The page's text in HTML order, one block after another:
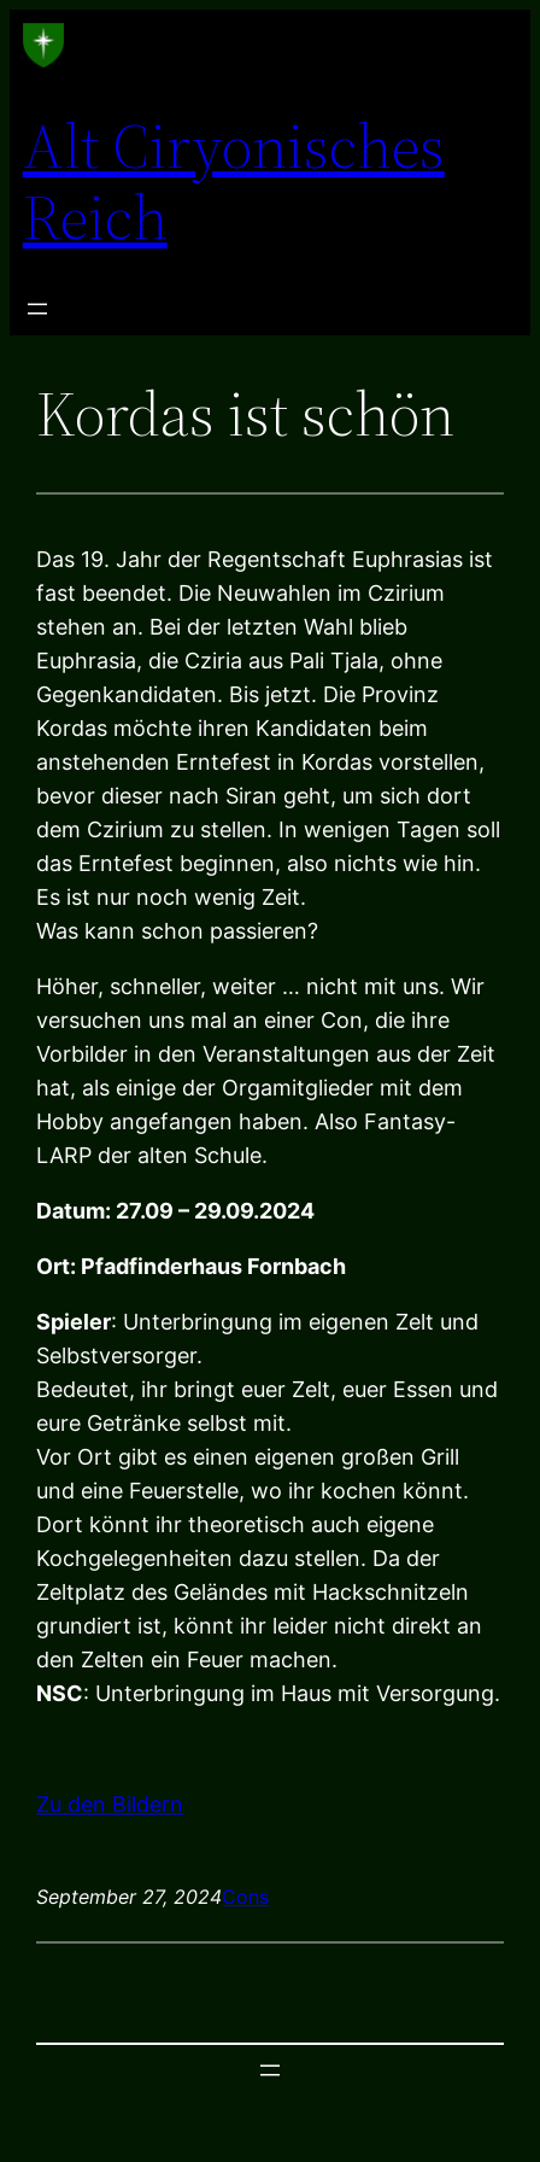
Zum
Inhalt
Alt Ciryonisches
Reich
Kordas ist schön
Das 19. Jahr der Regentschaft Euphrasias ist
fast beendet. Die Neuwahlen im Czirium
stehen an. Bei der letzten Wahl blieb
Euphrasia, die Cziria aus Pali Tjala, ohne
Gegenkandidaten. Bis jetzt. Die Provinz
Kordas möchte ihren Kandidaten beim
anstehenden Erntefest in Kordas vorstellen,
bevor dieser nach Siran geht, um sich dort
dem Czirium zu stellen. In wenigen Tagen soll
das Erntefest beginnen, also nichts wie hin.
Es ist nur noch wenig Zeit.
Was kann schon passieren?
Höher, schneller, weiter … nicht mit uns. Wir
versuchen uns mal an einer Con, die ihre
Vorbilder in den Veranstaltungen aus der Zeit
hat, als einige der Orgamitglieder mit dem
Hobby angefangen haben. Also Fantasy-
LARP der alten Schule.
Datum: 27.09 – 29.09.2024
Ort: Pfadfinderhaus Fornbach
Spieler: Unterbringung im eigenen Zelt und
Selbstversorger.
Bedeutet, ihr bringt euer Zelt, euer Essen und
eure Getränke selbst mit.
Vor Ort gibt es einen eigenen großen Grill
und eine Feuerstelle, wo ihr kochen könnt.
Dort könnt ihr theoretisch auch eigene
Kochgelegenheiten dazu stellen. Da der
Zeltplatz des Geländes mit Hackschnitzeln
grundiert ist, könnt ihr leider nicht direkt an
den Zelten ein Feuer machen.
NSC: Unterbringung im Haus mit Versorgung.
Zu den Bildern
September 27, 2024Cons